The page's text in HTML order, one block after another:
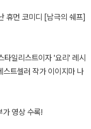
휴먼 코미디 [남극의 쉐프]
일리스트이자 '요리' 레시
트셀러 작가 이이지마 나
영상 수록!